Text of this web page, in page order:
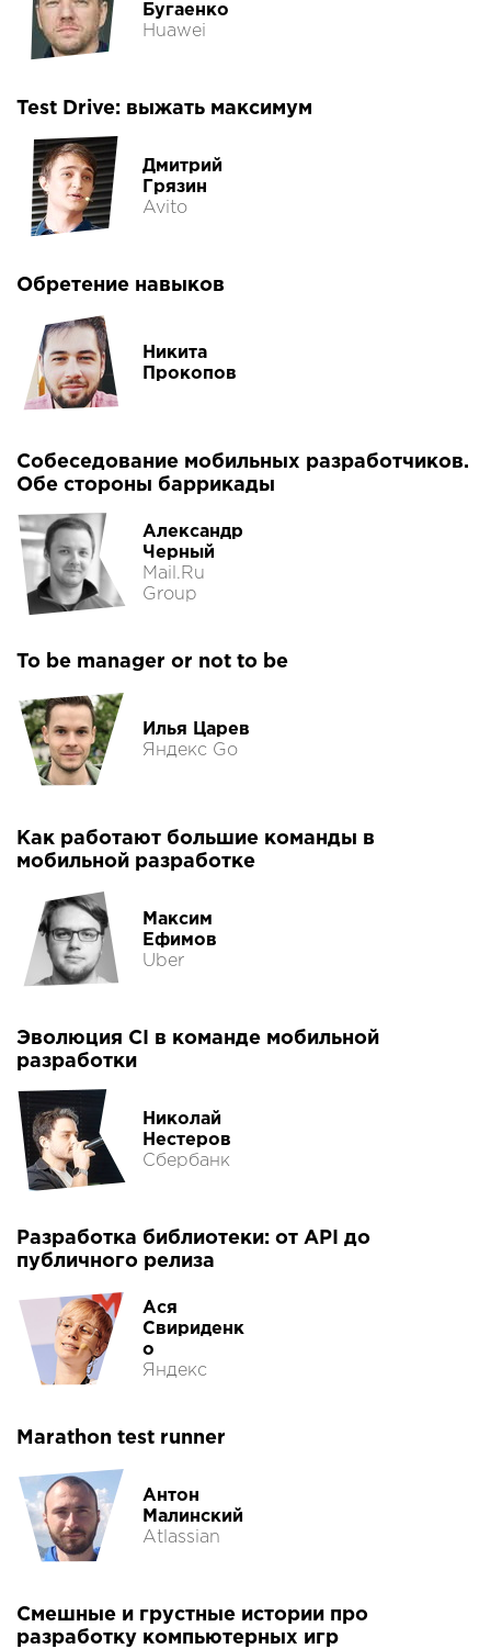
Бугаенко
Huawei
Test Drive: выжать максимум
Дмитрий
Грязин
Avito
Обретение навыков
Никита
Прокопов
Собеседование мобильных разработчиков.
Обе стороны баррикады
Александр
Черный
Mail.Ru
Group
To be manager or not to be
Илья Царев
Яндекс Go
Как работают большие команды в
мобильной разработке
Максим
Ефимов
Uber
Эволюция CI в команде мобильной
разработки
Николай
Нестеров
Сбербанк
Разработка библиотеки: от API до
публичного релиза
Ася
Свириденк
о
Яндекс
Marathon test runner
Антон
Малинский
Atlassian
Смешные и грустные истории про
разработку компьютерных игр